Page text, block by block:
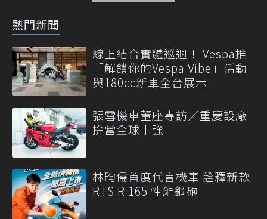
熱門新聞
線上結合實體巡迴！ Vespa推
「解鎖你的Vespa Vibe」活動
與180cc新車全台展示
張雪機車董座專訪／重慶設廠
拚當全球十強
林昀儒首度代言機車 詮釋新款
RTS R 165 性能鋼砲